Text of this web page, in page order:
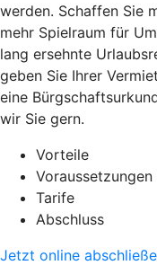
werden. Schaffen Sie
mehr Spielraum für
lang ersehnte
geben Sie Ihrer
eine
wir Sie gern.
Vorteile
Voraussetzungen
Tarife
Abschluss
Jetzt online